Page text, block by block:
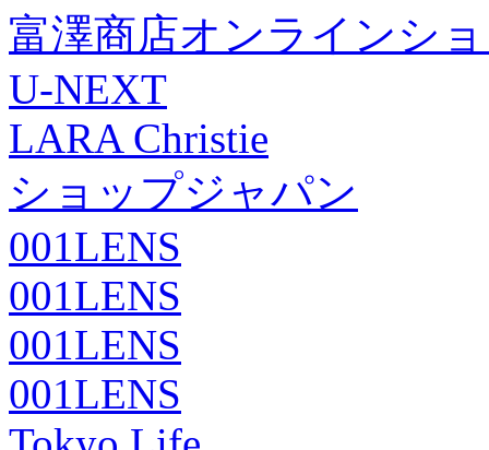
富澤商店オンラインシ
U-NEXT
LARA Christie
ショップジャパン
001LENS
001LENS
001LENS
001LENS